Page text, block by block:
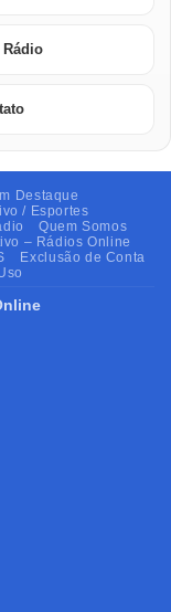
Destaque
/ Esportes
Quem Somos
– Rádios Online
Exclusão de Conta